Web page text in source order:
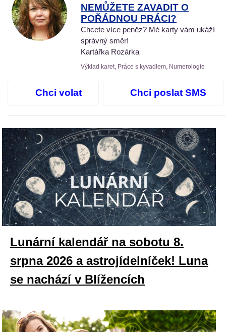
NEMŮŽETE ZAVADIT O
POŘÁDNOU PRÁCI?
Chcete více peněz? Mé karty vám ukáží
správný směr!
Kartářka Rozárka
Výklad karet, Práce s kyvadlem, Numerologie
Chci volat Chci poslat SMS
Lunární kalendář na sobotu 8.
srpna 2026 a astrojídelníček! Luna
se nachází v Blížencích